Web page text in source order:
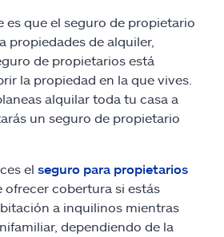
es que el seguro de propietario
propiedades de alquiler,
de propietarios está
la propiedad en la que vives.
alquilar toda tu casa a
un seguro de propietario
el seguro para propietarios
ofrecer cobertura si estás
a inquilinos mientras
dependiendo de la